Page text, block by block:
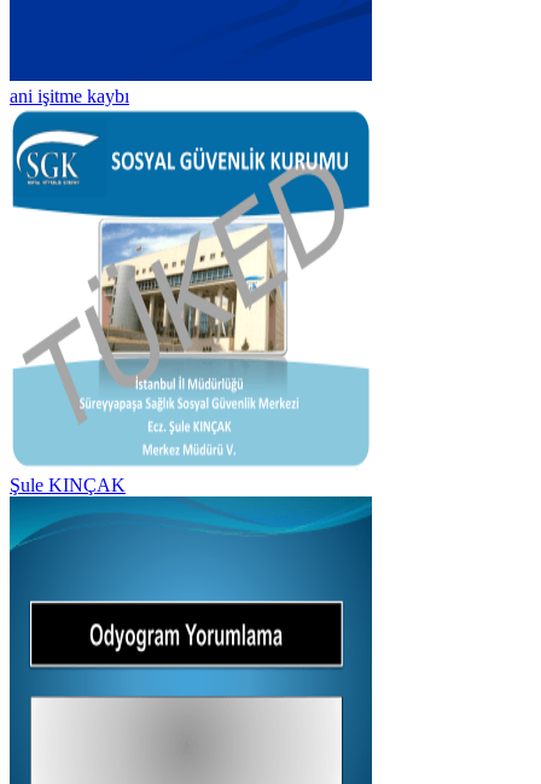
ani işitme kaybı
Şule KINÇAK